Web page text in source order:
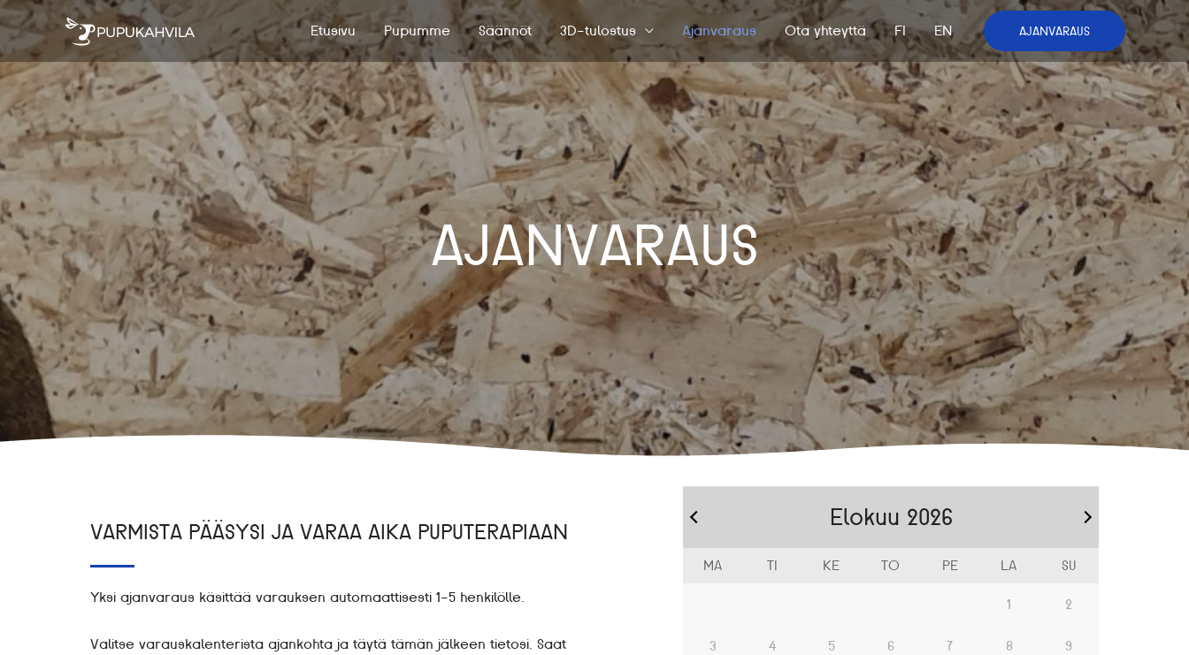
Etusivu Pupumme Säännöt 3D-tulostus Ajanvaraus Ota yhteyttä FI EN AJANVARAUS
AJANVARAUS
VARMISTA PÄÄSYSI JA VARAA AIKA PUPUTERAPIAAN
Yksi ajanvaraus käsittää varauksen automaattisesti 1-5 henkilölle.
Valitse varauskalenterista ajankohta ja täytä tämän jälkeen tietosi. Saat
Elokuu 2026
MA TI KE TO PE LA
SU
1
2
3 4 5 6 7 8 9